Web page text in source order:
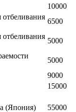
10000
6500
5000
5000
9000
15000
(Япония)
55000